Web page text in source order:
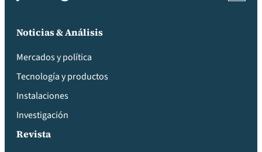
Noticias & Análisis
Mercados y política
Tecnología y productos
Instalaciones
Investigación
Revista